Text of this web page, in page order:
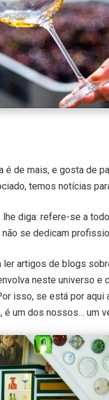
é de mais, e gosta de
temos notícias
diga: refere-se a
se dedicam
artigos de blogs
neste universo e
isso, se está por aqui
um dos nossos… um